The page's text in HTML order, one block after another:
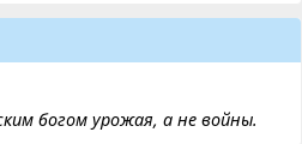
богом урожая, а не войны.